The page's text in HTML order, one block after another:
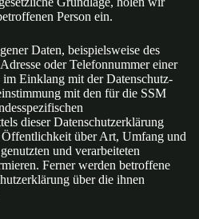
Person ein.
Daten, beispielsweise des
oder Telefonnummer einer
Einklang mit der Datenschutz-
mit den für die SSM
dieser Datenschutzerklärung
über Art, Umfang und
und verarbeiteten
Ferner werden betroffene
über die ihnen